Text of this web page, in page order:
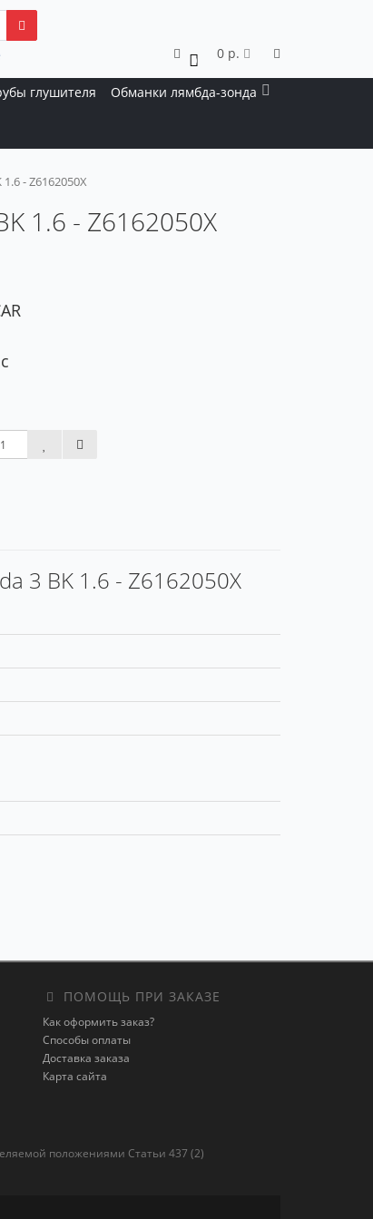
0 0 р.
глушителя Обманки лямбда-зонда
- Z6162050X
1.6 - Z6162050X
3 BK 1.6 - Z6162050X
ПОМОЩЬ ПРИ ЗАКАЗЕ
Как оформить заказ?
Способы оплаты
Доставка заказа
Карта сайта
положениями Статьи 437 (2)